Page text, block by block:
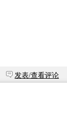
发表/查看评论